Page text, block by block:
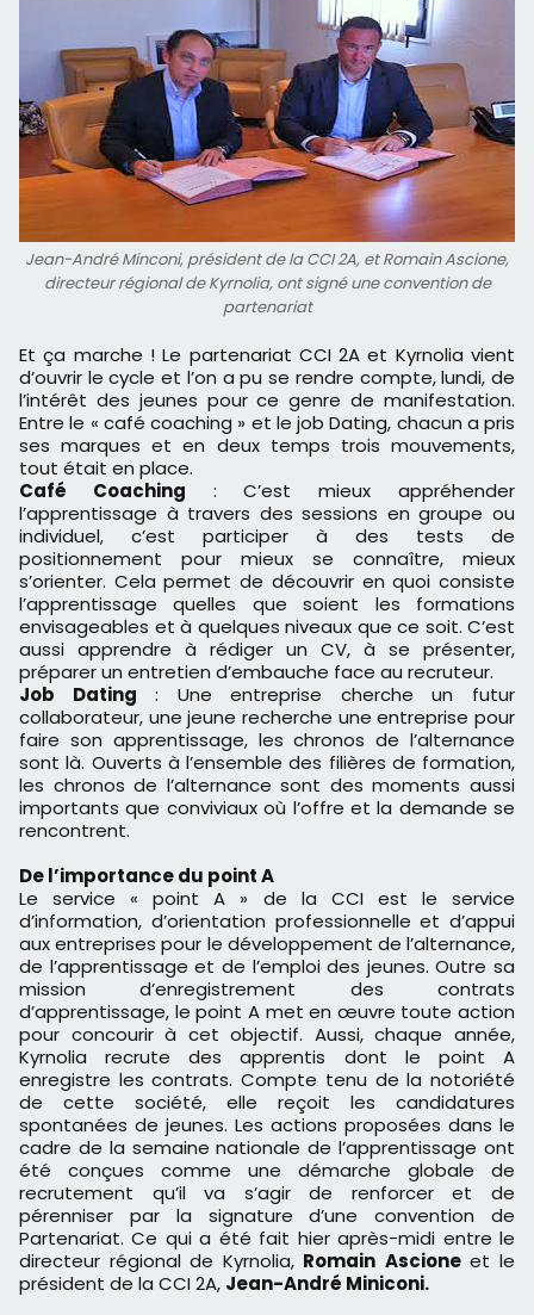
Jean-André Minconi, président de la CCI 2A, et Romain Ascione,
directeur régional de Kyrnolia, ont signé une convention de
partenariat
Et ça marche ! Le partenariat CCI 2A et Kyrnolia vient
d’ouvrir le cycle et l’on a pu se rendre compte, lundi, de
l’intérêt des jeunes pour ce genre de manifestation.
Entre le « café coaching » et le job Dating, chacun a pris
ses marques et en deux temps trois mouvements,
tout était en place.
Café Coaching : C’est mieux appréhender
l’apprentissage à travers des sessions en groupe ou
individuel, c’est participer à des tests de
positionnement pour mieux se connaître, mieux
s’orienter. Cela permet de découvrir en quoi consiste
l’apprentissage quelles que soient les formations
envisageables et à quelques niveaux que ce soit. C’est
aussi apprendre à rédiger un CV, à se présenter,
préparer un entretien d’embauche face au recruteur.
Job Dating : Une entreprise cherche un futur
collaborateur, une jeune recherche une entreprise pour
faire son apprentissage, les chronos de l’alternance
sont là. Ouverts à l’ensemble des filières de formation,
les chronos de l’alternance sont des moments aussi
importants que conviviaux où l’offre et la demande se
rencontrent.
De l’importance du point A
Le service « point A » de la CCI est le service
d’information, d’orientation professionnelle et d’appui
aux entreprises pour le développement de l’alternance,
de l’apprentissage et de l’emploi des jeunes. Outre sa
mission d’enregistrement des contrats
d’apprentissage, le point A met en œuvre toute action
pour concourir à cet objectif. Aussi, chaque année,
Kyrnolia recrute des apprentis dont le point A
enregistre les contrats. Compte tenu de la notoriété
de cette société, elle reçoit les candidatures
spontanées de jeunes. Les actions proposées dans le
cadre de la semaine nationale de l’apprentissage ont
été conçues comme une démarche globale de
recrutement qu’il va s’agir de renforcer et de
pérenniser par la signature d’une convention de
Partenariat. Ce qui a été fait hier après-midi entre le
directeur régional de Kyrnolia, Romain Ascioneet le
président de la CCI 2A, Jean-André Miniconi.